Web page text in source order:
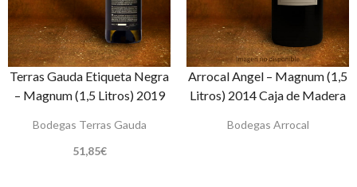
Terras Gauda Etiqueta Negra
– Magnum (1,5 Litros) 2019
Bodegas Terras Gauda
51,85€
Arrocal Angel – Magnum (1,5
Litros) 2014 Caja de Madera
Bodegas Arrocal